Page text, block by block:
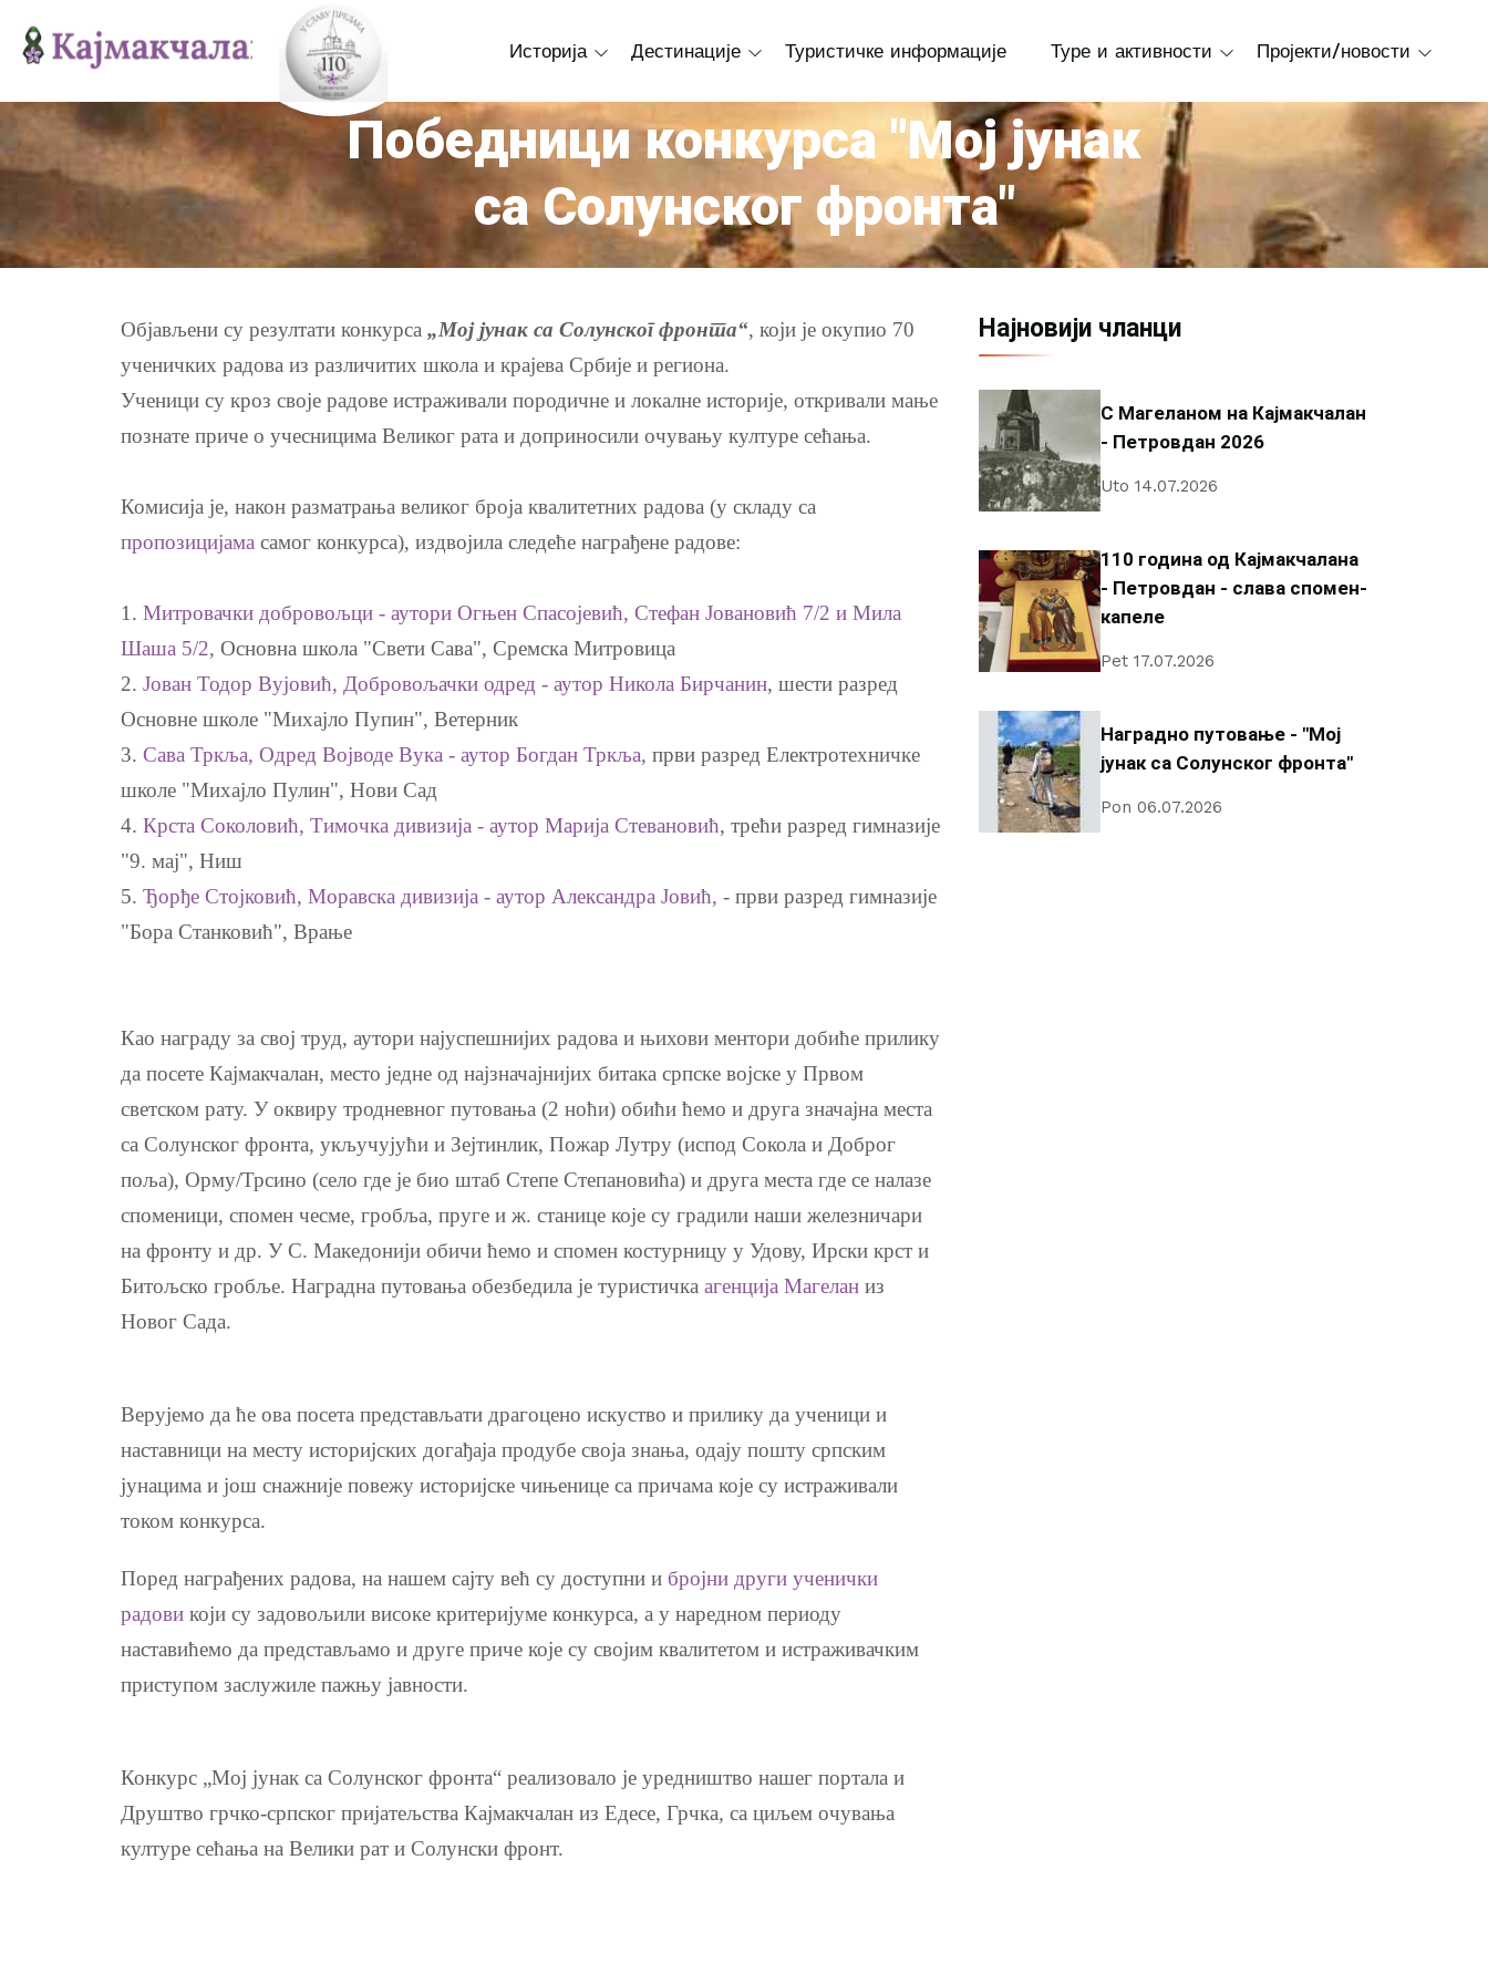
Историја Дестинације Туристичке информације Туре и активности Пројекти/новости
Победници конкурса "Мој јунак
са Солунског фронта"
Објављени су резултати конкурса„Мој јунак са Солунског фронта“, који је окупио 70
ученичких радова из различитих школа и крајева Србије и региона.
Ученици су кроз своје радове истраживали породичне и локалне историје, откривали мање
познате приче о учесницима Великог рата и доприносили очувању културе сећања.
Комисија је, након разматрања великог броја квалитетних радова (у складу са
пропозицијама самог конкурса), издвојила следеће награђене радове:
1.Митровачки добровољци - аутори Огњен Спасојевић, Стефан Јовановић 7/2 и Мила
Шаша 5/2, Основна школа "Свети Сава", Сремска Митровица
2.Јован Тодор Вујовић, Добровољачки одред - аутор Никола Бирчанин, шести разред
Основне школе "Михајло Пупин", Ветерник
3.Сава Тркља, Одред Војводе Вука - аутор Богдан Тркља, први разред Електротехничке
школе "Михајло Пулин", Нови Сад
4.Крста Соколовић, Тимочка дивизија - аутор Марија Стевановић, трећи разред гимназије
"9. мај", Ниш
5.Ђорђе Стојковић, Моравска дивизија - аутор Александра Јовић, - први разред гимназије
"Бора Станковић", Врање
Као награду за свој труд, аутори најуспешнијих радова и њихови ментори добиће прилику
да посете Кајмакчалан, место једне од најзначајнијих битака српске војске у Првом
светском рату. У оквиру тродневног путовања (2 ноћи) обићи ћемо и друга значајна места
са Солунског фронта, укључујући и Зејтинлик, Пожар Лутру (испод Сокола и Доброг
поља), Орму/Трсино (село где је био штаб Степе Степановића) и друга места где се налазе
споменици, спомен чесме, гробља, пруге и ж. станице које су градили наши железничари
на фронту и др. У С. Македонији обичи ћемо и спомен костурницу у Удову, Ирски крст и
Битољско гробље. Наградна путовања обезбедила је туристичкаагенција Магелан из
Новог Сада.
Верујемо да ће ова посета представљати драгоцено искуство и прилику да ученици и
наставници на месту историјских догађаја продубе своја знања, одају пошту српским
јунацима и још снажније повежу историјске чињенице са причама које су истраживали
током конкурса.
Поред награђених радова, на нашем сајту већ су доступни и бројни други ученички
радови који су задовољили високе критеријуме конкурса, а у наредном периоду
наставићемо да представљамо и друге приче које су својим квалитетом и истраживачким
приступом заслужиле пажњу јавности.
Конкурс „Мој јунак са Солунског фронта“ реализовало је уредништво нашег портала и
Друштво грчко-српског пријатељства Кајмакчалан из Едесе, Грчка, са циљем очувања
културе сећања на Велики рат и Солунски фронт.
Најновији чланци
С Магеланом на Кајмакчалан
- Петровдан 2026
Uto 14.07.2026
110 година од Кајмакчалана
- Петровдан - слава спомен-
капеле
Pet 17.07.2026
Наградно путовање - "Мој
јунак са Солунског фронта"
Pon 06.07.2026